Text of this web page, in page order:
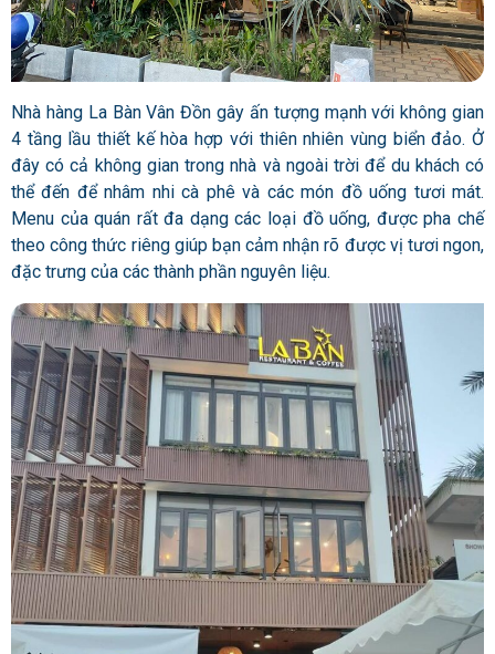
Nhà hàng La Bàn Vân Đồn gây ấn tượng mạnh với không gian
4 tầng lầu thiết kế hòa hợp với thiên nhiên vùng biển đảo. Ở
đây có cả không gian trong nhà và ngoài trời để du khách có
thể đến để nhâm nhi cà phê và các món đồ uống tươi mát.
Menu của quán rất đa dạng các loại đồ uống, được pha chế
theo công thức riêng giúp bạn cảm nhận rõ được vị tươi ngon,
đặc trưng của các thành phần nguyên liệu.